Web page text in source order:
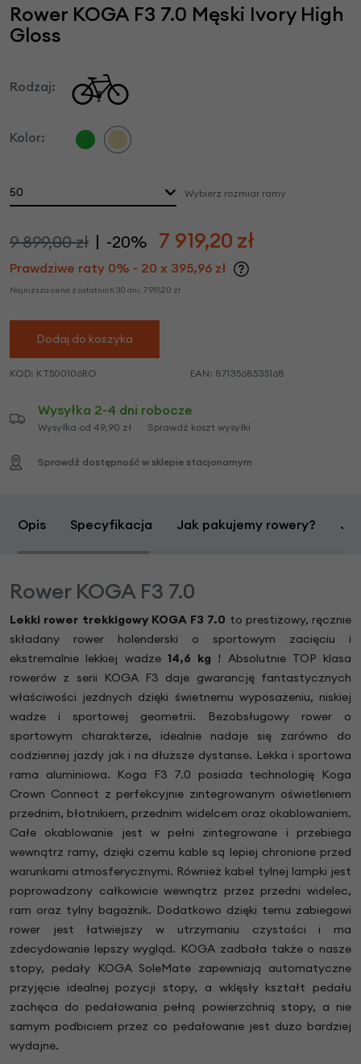
Rower KOGA F3 7.0 Męski Ivory High
Gloss
Rodzaj:
Kolor:
50 Wybierz rozmiar ramy
9 899,00 zł -20% 7 919,20 zł
Prawdziwe raty 0% - 20 x 395,96 zł
Najniższa cena z ostatnich 30 dni: 7 919,20 zł
Dodaj do koszyka
KOD: KT500106RO EAN: 8713568535168
Wysyłka 2-4 dni robocze
Wysyłka od 49,90 zł Sprawdź koszt wysyłki
Sprawdź dostępność w sklepie stacjonarnym
Opis Specyfikacja Jak pakujemy rowery?
Rower KOGA F3 7.0
Lekki rower trekkigowy KOGA F3 7.0 to prestiżowy, ręcznie
składany rower holenderski o sportowym zacięciu i
ekstremalnie lekkiej wadze 14,6 kg ! Absolutnie TOP klasa
rowerów z serii KOGA F3 daje gwarancję fantastycznych
właściwości jezdnych dzięki świetnemu wyposażeniu, niskiej
wadze i sportowej geometrii. Bezobsługowy rower o
sportowym charakterze, idealnie nadaje się zarówno do
codziennej jazdy jak i na dłuższe dystanse. Lekka i sportowa
rama aluminiowa. Koga F3 7.0 posiada technologię Koga
Crown Connect z perfekcyjnie zintegrowanym oświetleniem
przednim, błotnikiem, przednim widelcem oraz okablowaniem.
Całe okablowanie jest w pełni zintegrowane i przebiega
wewnątrz ramy, dzięki czemu kable są lepiej chronione przed
warunkami atmosferycznymi. Również kabel tylnej lampki jest
poprowadzony całkowicie wewnątrz przez przedni widelec,
ram oraz tylny bagażnik. Dodatkowo dzięki temu zabiegowi
rower jest łatwiejszy w utrzymaniu czystości i ma
zdecydowanie lepszy wygląd. KOGA zadbała także o nasze
stopy, pedały KOGA SoleMate zapewniają automatyczne
przyjęcie idealnej pozycji stopy, a wklęsły kształt pedału
zachęca do pedałowania pełną powierzchnią stopy, a nie
samym podbiciem przez co pedałowanie jest dużo bardziej
wydajne.